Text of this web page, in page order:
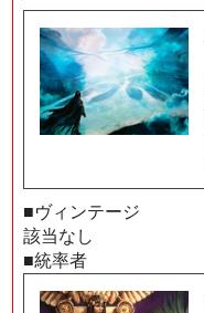
■ヴィンテージ
該当なし
■統率者